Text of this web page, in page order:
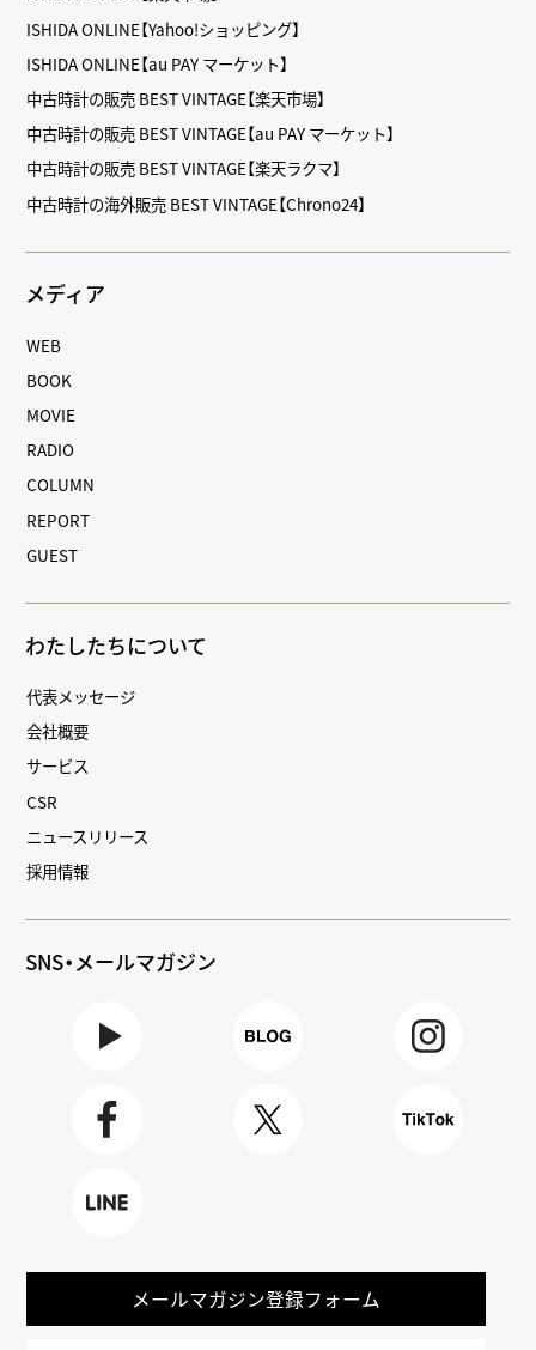
ISHIDA ONLINE【Yahoo!ショッピング】
ISHIDA ONLINE【au PAY マーケット】
中古時計の販売 BEST VINTAGE【楽天市場】
中古時計の販売 BEST VINTAGE【au PAY マーケット】
中古時計の販売 BEST VINTAGE【楽天ラクマ】
中古時計の海外販売 BEST VINTAGE【Chrono24】
メディア
WEB
BOOK
MOVIE
RADIO
COLUMN
REPORT
GUEST
わたしたちについて
代表メッセージ
会社概要
サービス
CSR
ニュースリリース
採用情報
SNS・メールマガジン
メールマガジン登録フォーム